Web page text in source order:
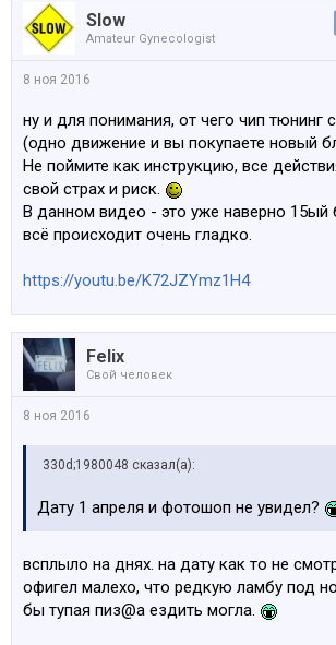
Slow
Amateur Gynecologist
8 ноя 2016
ну и для понимания, от чего чип тюнинг
(одно движение и вы покупаете новый
Не поймите как инструкцию, все
свой страх и риск.
В данном видео - это уже наверно 15ый
всё происходит очень гладко.
https://youtu.be/K72JZYmz1H4
Felix
Свой человек
8 ноя 2016
330d;1980048 сказал(а):
Дату 1 апреля и фотошоп не увидел?
всплыло на днях. на дату как то не
офигел малехо, что редкую ламбу под
бы тупая пиз@а ездить могла.